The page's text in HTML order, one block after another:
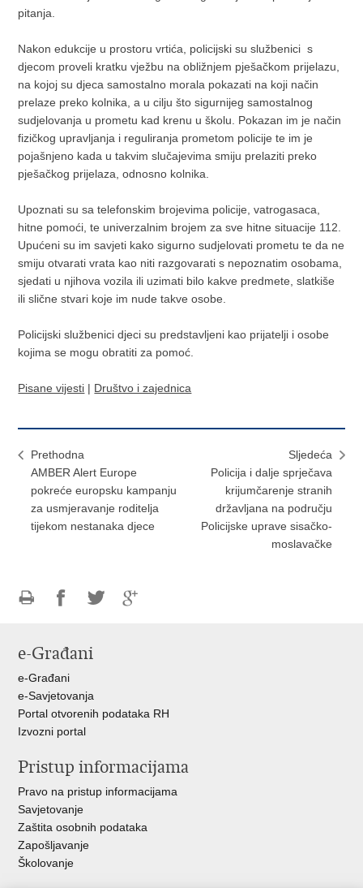
pitanja.
Nakon edukcije u prostoru vrtića, policijski su službenici s
djecom proveli kratku vježbu na obližnjem pješačkom prijelazu,
na kojoj su djeca samostalno morala pokazati na koji način
prelaze preko kolnika, a u cilju što sigurnijeg samostalnog
sudjelovanja u prometu kad krenu u školu. Pokazan im je način
fizičkog upravljanja i reguliranja prometom policije te im je
pojašnjeno kada u takvim slučajevima smiju prelaziti preko
pješačkog prijelaza, odnosno kolnika.
Upoznati su sa telefonskim brojevima policije, vatrogasaca,
hitne pomoći, te univerzalnim brojem za sve hitne situacije 112.
Upućeni su im savjeti kako sigurno sudjelovati prometu te da ne
smiju otvarati vrata kao niti razgovarati s nepoznatim osobama,
sjedati u njihova vozila ili uzimati bilo kakve predmete, slatkiše
ili slične stvari koje im nude takve osobe.
Policijski službenici djeci su predstavljeni kao prijatelji i osobe
kojima se mogu obratiti za pomoć.
Pisane vijesti | Društvo i zajednica
Prethodna
AMBER Alert Europe
pokreće europsku kampanju
za usmjeravanje roditelja
tijekom nestanaka djece
Sljedeća
Policija i dalje sprječava
krijumčarenje stranih
državljana na području
Policijske uprave sisačko-
moslavačke
FacebookuTwitteru
e-Građani
e-Građani
e-Savjetovanja
Portal otvorenih podataka RH
Izvozni portal
Pristup informacijama
Pravo na pristup informacijama
Savjetovanje
Zaštita osobnih podataka
Zapošljavanje
Školovanje